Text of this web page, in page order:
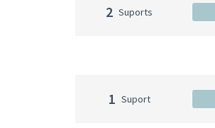
2 Suports
1 Suport